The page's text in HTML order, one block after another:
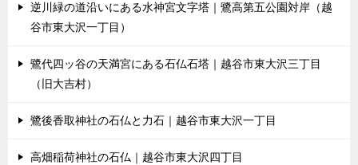
逆川緑の道沿いにある水神宮文字塔｜鷺高第五公園対岸（越
谷市東大沢一丁目）
鷺代四ッ谷の天満宮にある石仏石塔｜越谷市東大沢三丁目
（旧大吉村）
鷺後香取神社の石仏と力石｜越谷市東大沢一丁目
高畑稲荷神社の石仏｜越谷市東大沢四丁目